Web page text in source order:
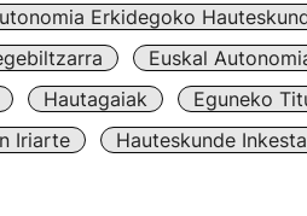
Erkidegoko
Euskal
Hautagaiak Eguneko
Iriarte
Hauteskunde